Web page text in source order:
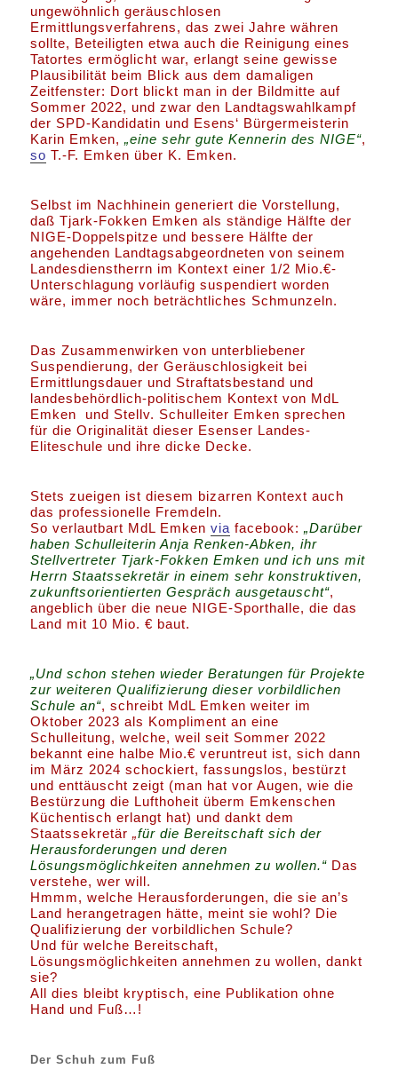
ungewöhnlich geräuschlosen
Ermittlungsverfahrens, das zwei Jahre währen
sollte, Beteiligten etwa auch die Reinigung eines
Tatortes ermöglicht war, erlangt seine gewisse
Plausibilität beim Blick aus dem damaligen
Zeitfenster: Dort blickt man in der Bildmitte auf
Sommer 2022, und zwar den Landtagswahlkampf
der SPD-Kandidatin und Esens‘ Bürgermeisterin
Karin Emken,„eine sehr gute Kennerin des NIGE“,
so T.-F. Emken über K. Emken.
Selbst im Nachhinein generiert die Vorstellung,
daß Tjark-Fokken Emken als ständige Hälfte der
NIGE-Doppelspitze und bessere Hälfte der
angehenden Landtagsabgeordneten von seinem
Landesdienstherrn im Kontext einer 1/2 Mio.€-
Unterschlagung vorläufig suspendiert worden
wäre, immer noch beträchtliches Schmunzeln.
Das Zusammenwirken von unterbliebener
Suspendierung, der Geräuschlosigkeit bei
Ermittlungsdauer und Straftatsbestand und
landesbehördlich-politischem Kontext von MdL
Emken und Stellv. Schulleiter Emken sprechen
für die Originalität dieser Esenser Landes-
Eliteschule und ihre dicke Decke.
Stets zueigen ist diesem bizarren Kontext auch
das professionelle Fremdeln.
So verlautbart MdL Emkenvia facebook:„Darüber
haben Schulleiterin Anja Renken-Abken, ihr
Stellvertreter Tjark-Fokken Emken und ich uns mit
Herrn Staatssekretär in einem sehr konstruktiven,
zukunftsorientierten Gespräch ausgetauscht“,
angeblich über die neue NIGE-Sporthalle, die das
Land mit 10 Mio. € baut.
„Und schon stehen wieder Beratungen für Projekte
zur weiteren Qualifizierung dieser vorbildlichen
Schule an“, schreibt MdL Emken weiter im
Oktober 2023 als Kompliment an eine
Schulleitung, welche, weil seit Sommer 2022
bekannt eine halbe Mio.€ veruntreut ist, sich dann
im März 2024 schockiert, fassungslos, bestürzt
und enttäuscht zeigt (man hat vor Augen, wie die
Bestürzung die Lufthoheit überm Emkenschen
Küchentisch erlangt hat) und dankt dem
Staatssekretär„für die Bereitschaft sich der
Herausforderungen und deren
Lösungsmöglichkeiten annehmen zu wollen.“ Das
verstehe, wer will.
Hmmm, welche Herausforderungen, die sie an’s
Land herangetragen hätte, meint sie wohl? Die
Qualifizierung der vorbildlichen Schule?
Und für welche Bereitschaft,
Lösungsmöglichkeiten annehmen zu wollen, dankt
sie?
All dies bleibt kryptisch, eine Publikation ohne
Hand und Fuß…!
Der Schuh zum Fuß